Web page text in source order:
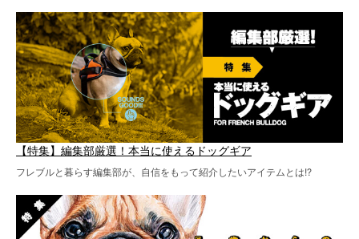
【特集】編集部厳選！本当に使えるドッグギア
フレブルと暮らす編集部が、自信をもって紹介したいアイテムとは!?